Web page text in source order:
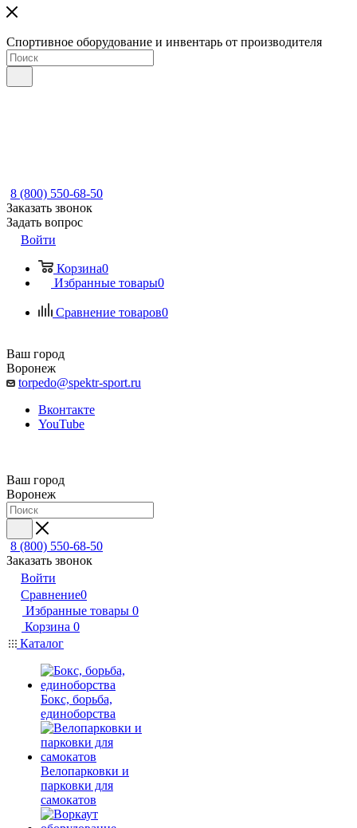
Спортивное оборудование и инвентарь от производителя
8 (800) 550-68-50
Заказать звонок
Задать вопрос
Войти
Корзина0
Избранные товары0
Сравнение товаров0
Ваш город
Воронеж
torpedo@spektr-sport.ru
Вконтакте
YouTube
Ваш город
Воронеж
8 (800) 550-68-50
Заказать звонок
Войти
Сравнение0
Избранные товары 0
Корзина 0
Каталог
Бокс, борьба,
единоборства
Велопарковки и
парковки для
самокатов